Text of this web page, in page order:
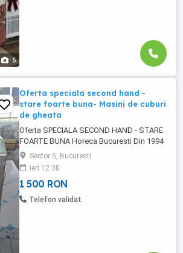
5
Oferta speciala second hand -
stare foarte buna- Masini de cuburi
de gheata
Oferta SPECIALA SECOND HAND - STARE
FOARTE BUNA Horeca Bucuresti Din 1994
Fabricatie & Comercializare Echipamente
profesionale pentru Horeca *
SHOWROOM - Cotroceni Bdul.Eroii
Sanitari Nr 59 Bucuresti, sect.5 *
CONTACT Vanzari - Ofertare Horeca
Sector 5, Bucuresti
ieri 12:30
1 500 RON
Telefon validat